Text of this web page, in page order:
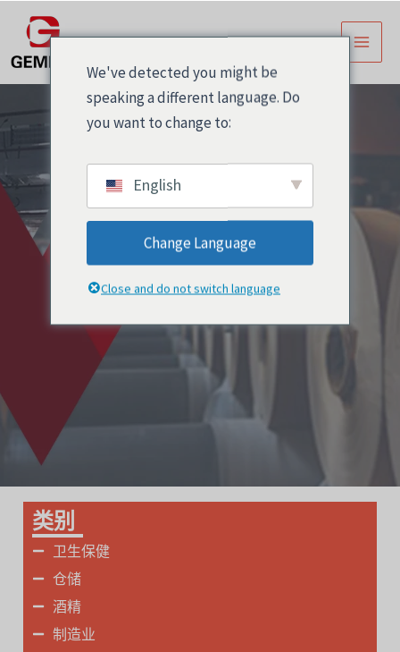
内
容
主
菜
PET标签
类别
卫生保健
仓储
酒精
制造业
We've detected you might be
speaking a different language. Do
you want to change to:
English
Change Language
Close and do not switch language